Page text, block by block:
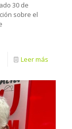
30 de
sobre el
Leer más